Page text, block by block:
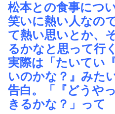
松本との食事につ
笑いに熱い人なの
て熱い思いとか、
るかなと思って行
実際は「たいてい
いのかな？』みた
告白。「『どうや
きるかな？」って